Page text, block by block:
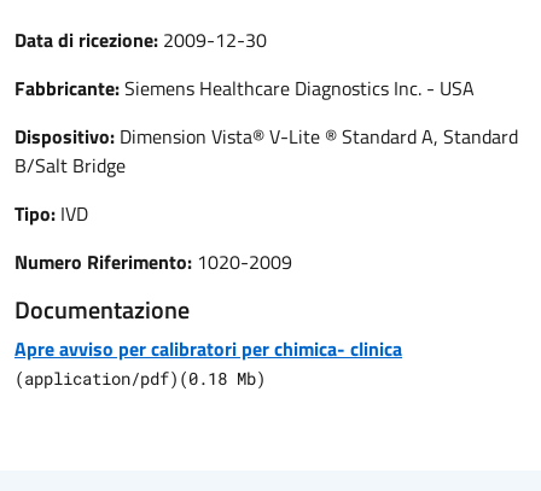
Data di ricezione: 2009-12-30
Fabbricante:Siemens Healthcare Diagnostics Inc. - USA
Dispositivo: Dimension Vista® V-Lite ® Standard A, Standard
B/Salt Bridge
Tipo: IVD
Numero Riferimento: 1020-2009
Documentazione
Apre avviso per calibratori per chimica- clinica
(application/pdf) (0.18 Mb)